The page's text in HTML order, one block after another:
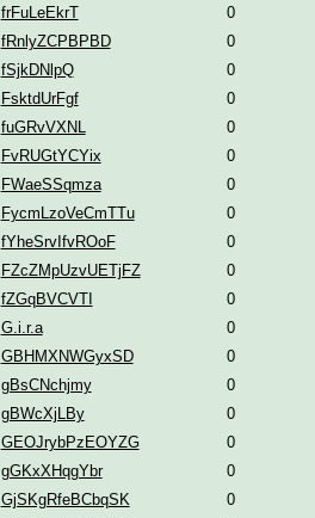
frFuLeEkrT
0
fRnlyZCPBPBD
0
fSjkDNlpQ
0
FsktdUrFgf
0
fuGRvVXNL
0
FvRUGtYCYix
0
FWaeSSqmza
0
FycmLzoVeCmTTu
0
fYheSrvIfvROoF
0
FZcZMpUzvUETjFZ
0
fZGqBVCVTI
0
G.i.r.a
0
GBHMXNWGyxSD
0
gBsCNchjmy
0
gBWcXjLBy
0
GEOJrybPzEOYZG
0
gGKxXHqgYbr
0
GjSKgRfeBCbqSK
0